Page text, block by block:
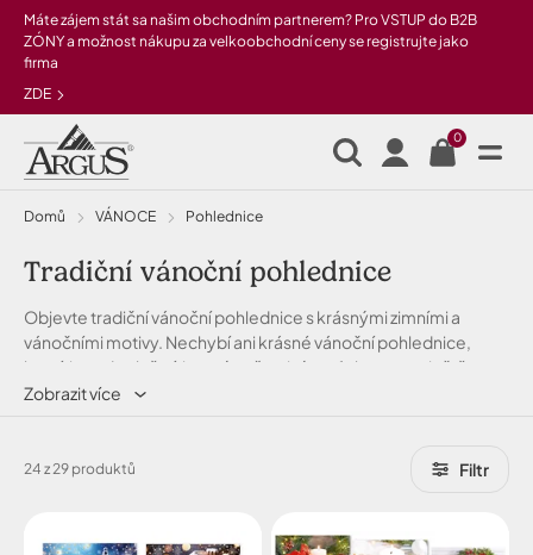
Přeskočit na hlavní obsah
Máte zájem stát sa našim obchodním partnerem? Pro VSTUP do B2B
ZÓNY a možnost nákupu za velkoobchodní ceny se registrujte jako
firma
ZDE
0
Domů VÁNOCE Pohlednice
Tradiční vánoční pohlednice
Objevte tradiční vánoční pohlednice s krásnými zimními a
vánočními motivy. Nechybí ani krásné vánoční pohlednice,
které jsou doplněné jemným třpytivým efektem pro ještě
slavnostnější dojem.
Zobrazit více
24 z 29 produktů Filtr